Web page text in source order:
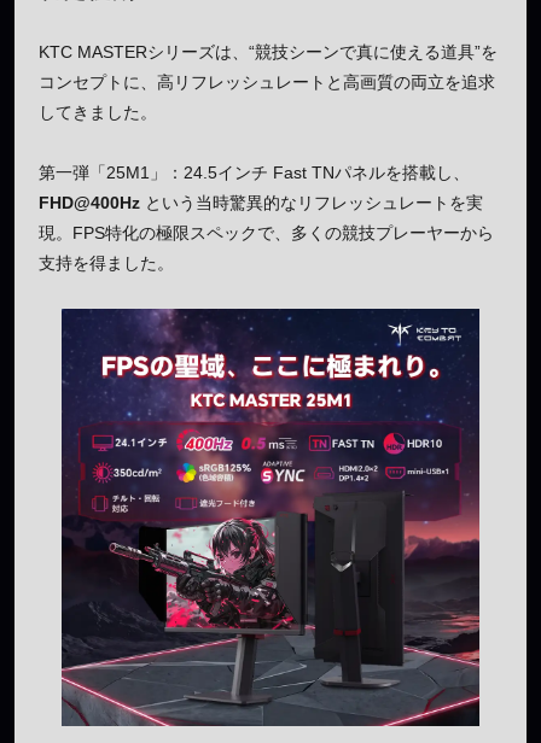
KTC MASTERシリーズは、“競技シーンで真に使える道具”を
コンセプトに、高リフレッシュレートと高画質の両立を追求
してきました。
第一弾「25M1」：24.5インチ Fast TNパネルを搭載し、
FHD@400Hz という当時驚異的なリフレッシュレートを実
現。FPS特化の極限スペックで、多くの競技プレーヤーから
支持を得ました。